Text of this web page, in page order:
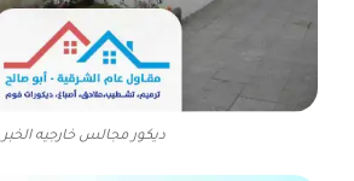
ديكور مجالس خارجيه الخبر